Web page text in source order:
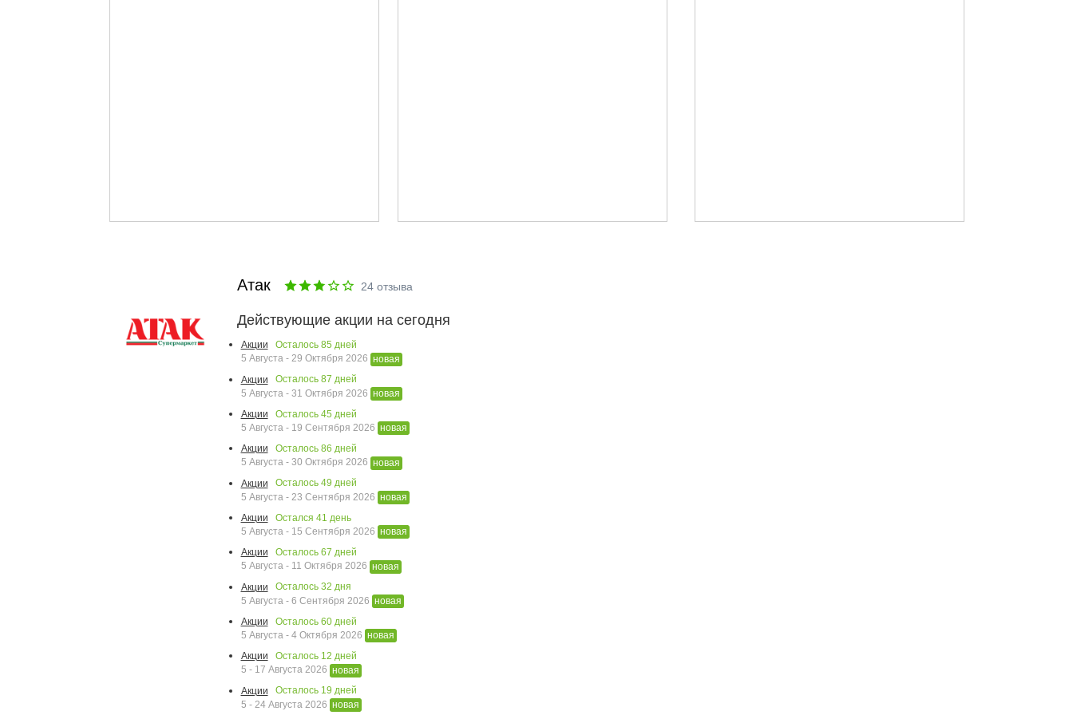
Атак 24отзыва
Действующие акции на сегодня
Акции Осталось 85 дней
5 Августа - 29 Октября 2026 новая
Акции
Осталось 87 дней
5 Августа - 31 Октября 2026 новая
Акции
Осталось 45 дней
5 Августа - 19 Сентября 2026 новая
Акции
Осталось 86 дней
5 Августа - 30 Октября 2026 новая
Акции
Осталось 49 дней
5 Августа - 23 Сентября 2026 новая
Акции
Остался 41 день
5 Августа - 15 Сентября 2026 новая
Акции
Осталось 67 дней
5 Августа - 11 Октября 2026 новая
Акции
Осталось 32 дня
5 Августа - 6 Сентября 2026 новая
Акции
Осталось 60дней
5 Августа - 4 Октября 2026 новая
Акции
Осталось 12 дней
5 - 17 Августа 2026 новая
Акции
Осталось 19 дней
5 - 24 Августа 2026 новая